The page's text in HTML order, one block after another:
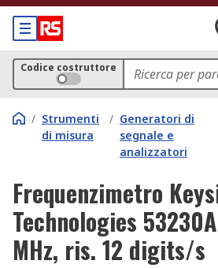
Codice costruttore
/ Strumenti
di misura
/ Generatori di
segnale e
analizzatori
Frequenzimetro
Technologies
MHz, ris. 12 digits/s